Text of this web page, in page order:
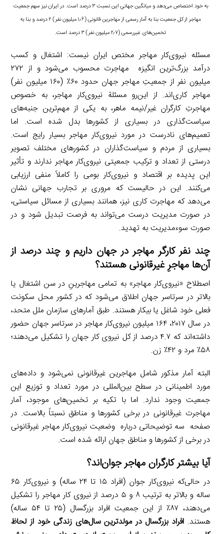
به خود اختصاص می‌دهد و میانگین جهانیِ این نسبت ۳ درصد است. در ایران نیز سهم جمعیت
مهاجر از کل جمعیت بنا به آمار رسمی از مهاجرین قانونی (۱٫۶ میلیون نفر) ۲ درصد و بنا به
تخمین‌های غیررسمی (۲٫۷ میلیون نفر) ۳ درصد است.
مسئله نیروی‌کار مهاجر مختص ایران نیست: اشتغال و کسب
درآمد بزرگ‌ترین انگیزه مهاجرت محسوب می‌شود و از ۲۷۲
میلیون نفر از جمعیتِ مهاجر جهان حدود ۶۰٪ (۱۶۰ میلیون نفر)
مهاجر کاری‌اند. از این‌رو مسئلة نیروی‌کار مهاجر، به خصوص
مهاجرتِ کارگران غیر/نیمه ماهر، به یکی از مهم‌ترین جنبه‌های
سیاست‌گذاری در بسیاری از کشورها بدل شده است. اما
تعمیم‌های نادرست در مورد نیروی‌کار مهاجر بسیار رایج است.
بسیاری از مردم و سیاست‌گذاران در کشورهای مختلف تصویر
درستی از تعداد و ترکیب جمعیتی نیروی‌کار مهاجر ندارند و تأثیر
این پدیده بر اقتصاد و نیروی‌کار بومی را کاملاً منفی ارزیابی
می‌کنند. این در حالیست که مروری بر تجارب جهانی نشان
می‌دهد که مهاجرت کاری نیز، همانند بسیاری از مسائل سیاستی،
در صورت مدیریت درست می‌تواند به فرصت تبدیل شود و در
صورت سوءمدیریت به تهدید.
چند نفر کارگر مهاجر در جهان داریم و چند درصد از
آن‌ها مهاجرِ غیرقانونی هستند؟
اصطلاح «نیروی‌کار مهاجر» به تمامی مهاجرینِ در سن اشتغال یا
بالاتر در سرتاسر جهان اطلاق می‌شود که در کشور محل سکونت
فعلی خود شاغل یا بیکار هستند. طبق آمارهای سازمان ملل متحد،
در سال ۲۰۱۷، ۱۶۴ میلیون نیروی‌کار مهاجر در سرتاسر جهان حضور
داشته‌اند که ۴.۷ درصد از کل نیروی کار جهان را تشکیل می‌دهند؛
۵۸٪ مرد و ۴۲٪ زن.
البته آمار مذکور شامل مهاجرین غیرقانونی نمی‌شود و داده‌های
مورد اطمینانی در سطح بین‌المللی در مورد تعداد و توزیع این
جمعیت وجود ندارد. اما با تکیه بر تخمین‌های موجود، آمار
مهاجرت غیرقانونی در برخی کشورها و مناطق نسبتاً بالاست. در
صفحه سه توضیحاتی درباره وضعیت نیروی‌کار مهاجر غیرقانونی
در برخی از کشورها و مناطق جهان ارائه شده است.
آیا بیشتر کارگران مهاجر جوان‌اند؟
در حالی‌که نیروی‌کار جوان (افراد ۱۵ تا ۲۴ ساله) و نیروی‌کار ۶۵
ساله و بالاتر به ترتیب ۸ و ۵ درصد از نیروی کار مهاجر را تشکیل
می‌دهند، ۸۷٪ از این جمعیت افراد بزرگسال (۲۵ تا ۵۴ ساله)
هستند. افراد بزرگسال در مولدترین سال‌های زندگی خود از لحاظ